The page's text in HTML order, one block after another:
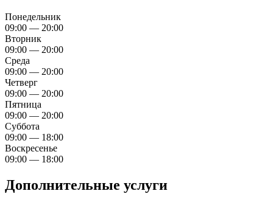
Понедельник
09:00 — 20:00
Вторник
09:00 — 20:00
Среда
09:00 — 20:00
Четверг
09:00 — 20:00
Пятница
09:00 — 20:00
Суббота
09:00 — 18:00
Воскресенье
09:00 — 18:00
Дополнительные услуги